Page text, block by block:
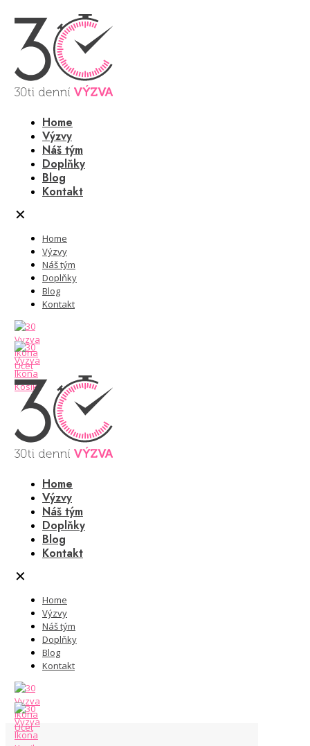
Home
Výzvy
Náš tým
Doplňky
Blog
Kontakt
✕
Home
Výzvy
Náš tým
Doplňky
Blog
Kontakt
Home
Výzvy
Náš tým
Doplňky
Blog
Kontakt
✕
Home
Výzvy
Náš tým
Doplňky
Blog
Kontakt